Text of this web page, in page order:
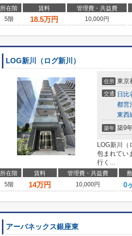
所在階 賃料 管理費・共益費
5階
18.5万円 10,000円
LOG新川（ログ新川）
住所 東京
交通 日比
都営
東西
築年 築9
LOG新川（
包まれてい
行く...
所在階 賃料 管理費・共益費
5階
14万円 10,000円 0
アーバネックス銀座東